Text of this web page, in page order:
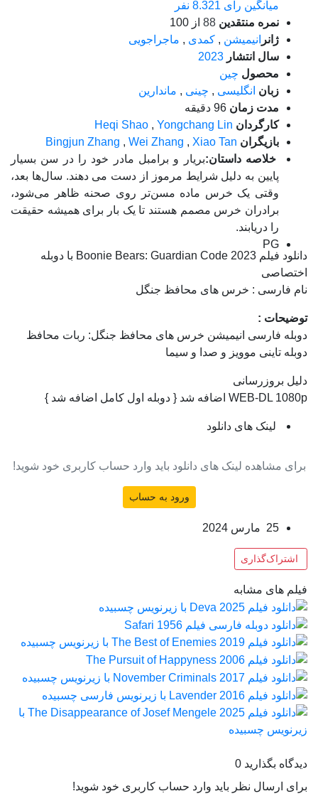
میانگین رای 8.321 نفر
نمره منتقدین 88 از 100
ژانر انیمیشن , کمدی , ماجراجویی
سال انتشار 2023
محصول چین
زبان انگلیسی , چینی , ماندارین
مدت زمان 96 دقیقه
کارگردان
Heqi Shao , Yongchang Lin
بازیگران
Bingjun Zhang , Wei Zhang , Xiao Tan
خلاصه داستان:بریار و برامبل مادر خود را در سن بسیار
پایین به دلیل شرایط مرموز از دست می دهند. سال‌ها بعد،
وقتی یک خرس ماده مسن‌تر روی صحنه ظاهر می‌شود،
برادران خرس مصمم هستند تا یک بار برای همیشه حقیقت
را دریابند.
PG
دانلود فیلم Boonie Bears: Guardian Code 2023 با دوبله
اختصاصی
نام فارسی :‌ خرس های محافظ جنگل
توضیحات :
دوبله فارسی انیمیشن خرس های محافظ جنگل: ربات محافظ
دوبله تاینی موویز و صدا و سیما
دلیل بروزرسانی
WEB-DL 1080p اضافه شد { دوبله اول کامل اضافه شد }
لینک های دانلود
برای مشاهده لینک های دانلود باید وارد حساب کاربری خود شوید!
ورود به حساب
25 مارس 2024
اشتراک‌گذاری
فیلم های مشابه
دیدگاه بگذارید 0
برای ارسال نظر باید وارد حساب کاربری خود شوید!